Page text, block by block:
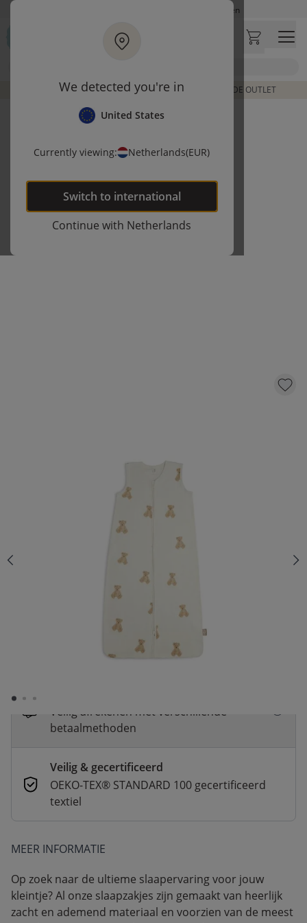
We detected you're in
United States
Currently viewing: Netherlands(EUR)
Switch to international
Continue with Netherlands
Ga naar hoofdinhoudOp werkdagen besteld, zelfde dag verzonden
Let op: vertraging bij PostNL. Levering duurt mogelijk langer
Bezoek onze concept store
DE LAATSTE ITEMS UIT VORIGE COLLECTIES | SHOP DE OUTLET
KLIK EN BESTEL
Snelle levering
Voor 23:00 besteld, dezelfde dag
Veilig afrekenen met verschillende
betaalmethoden
Veilig & gecertificeerd
OEKO-TEX® STANDARD 100 gecertificeerd
textiel
MEER INFORMATIE
Op zoek naar de ultieme slaapervaring voor jouw
kleintje? Al onze slaapzakjes zijn gemaakt van heerlijk
zacht en ademend materiaal en voorzien van de meest